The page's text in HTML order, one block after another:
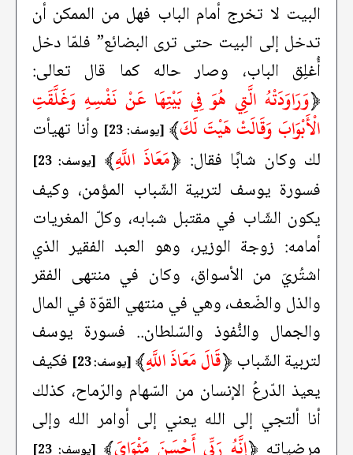
البيت لا تخرج أمام الباب فهل من الممكن أن
تدخل إلى البيت حتى ترى البضائع” فلمّا دخل
أُغلِق الباب، وصار حاله كما قال تعالى:
﴿وَرَاوَدَتْهُ الَّتِي هُوَ فِي بَيْتِهَا عَنْ نَفْسِهِ وَغَلَّقَتِ
الْأَبْوَابَ وَقَالَتْ هَيْتَ لَكَ﴾ [يوسف: 23]
وأنا تهيأت
لك وكان شابًا فقال: ﴿مَعَاذَ اللَّهِ﴾ [يوسف: 23]
فسورة يوسف لتربية الشّباب المؤمن، وكيف
يكون الشّاب في مقتبل شبابه، وكلّ المغريات
أمامه: زوجة الوزير، وهو العبد الفقير الذي
اشتُريَ من الأسواق، وكان في منتهى الفقر
والذل والضّعف، وهي في منتهي القوّة في المال
والجمال والنُّفوذ والسّلطان.. فسورة يوسف
لتربية الشّباب ﴿قَالَ مَعَاذَ اللَّهِ﴾ [يوسف: 23]
فكيف
يعيذ الدّرعُ الإنسان من السّهام والرّماح، كذلك
أنا ألتجي إلى الله يعني إلى أوامر الله وإلى
﴿إِنَّهُ رَبِّي أَحْسَنَ مَثْوَايَ﴾